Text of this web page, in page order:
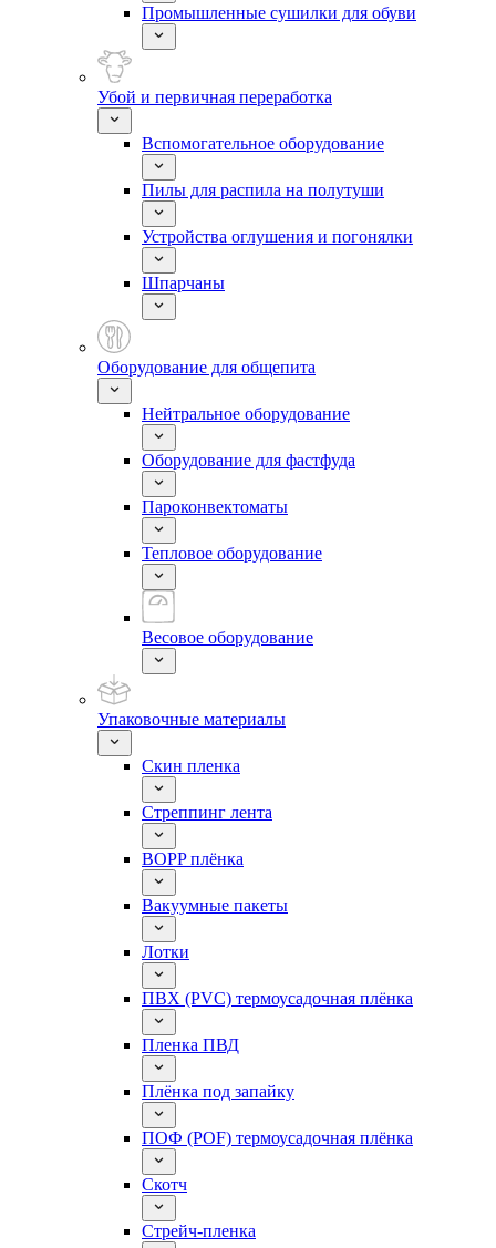
Промышленные сушилки для обуви
Убой и первичная переработка
Вспомогательное оборудование
Пилы для распила на полутуши
Устройства оглушения и погонялки
Шпарчаны
Оборудование для общепита
Нейтральное оборудование
Оборудование для фастфуда
Пароконвектоматы
Тепловое оборудование
Весовое оборудование
Упаковочные материалы
Скин пленка
Стреппинг лента
BOPP плёнка
Вакуумные пакеты
Лотки
ПВХ (PVC) термоусадочная плёнка
Пленка ПВД
Плёнка под запайку
ПОФ (POF) термоусадочная плёнка
Скотч
Стрейч-пленка